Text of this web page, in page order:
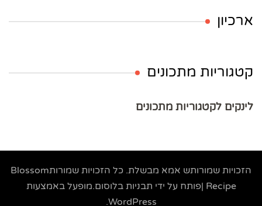
ארכיון
קטגוריות מתכונים
לינקים לקטגוריות מתכונים
הזכויות שמורותש אמא מבשלת. כל הזכויות שמורותBlossom
Recipe |פותח על ידי
תבניות בלוסום.מופעל באמצעות
WordPress
.